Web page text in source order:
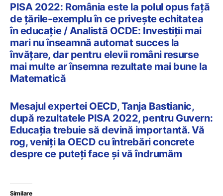
PISA 2022: România este la polul opus față
de țările-exemplu în ce privește echitatea
în educație / Analistă OCDE: Investiții mai
mari nu înseamnă automat succes la
învățare, dar pentru elevii români resurse
mai multe ar însemna rezultate mai bune la
Matematică
Mesajul expertei OECD, Tanja Bastianic,
după rezultatele PISA 2022, pentru Guvern:
Educația trebuie să devină importantă. Vă
rog, veniți la OECD cu întrebări concrete
despre ce puteți face și vă îndrumăm
Similare